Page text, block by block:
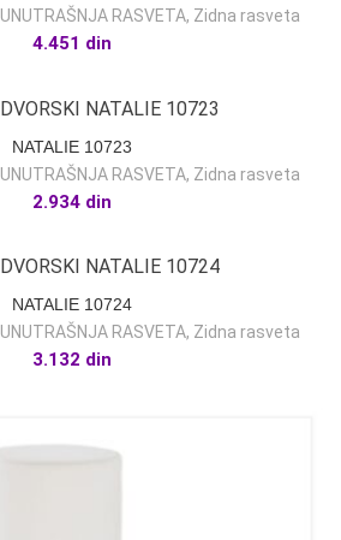
UNUTRAŠNJA RASVETA, Zidna rasveta
4.451 din
NATALIE 10723
UNUTRAŠNJA RASVETA, Zidna rasveta
2.934 din
NATALIE 10724
UNUTRAŠNJA RASVETA, Zidna rasveta
3.132 din